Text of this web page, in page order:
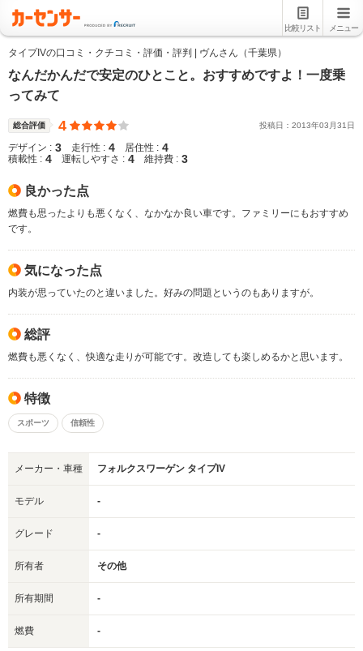
比較リスト メニュー
タイプIVの口コミ・クチコミ・評価・評判 | ヴんさん（千葉県）
なんだかんだで安定のひとこと。おすすめですよ！一度乗
ってみて
総合評価 4 投稿日： 2013年03 月31 日
デザイン : 3 走行性 : 4 居住性 : 4
積載性 : 4 運転しやすさ : 4 維持費 : 3
良かった点
燃費も思ったよりも悪くなく、なかなか良い車です。ファミリーにもおすすめ
です。
気になった点
内装が思っていたのと違いました。好みの問題というのもありますが。
総評
燃費も悪くなく、快適な走りが可能です。改造しても楽しめるかと思います。
特徴
スポーツ 信頼性
メーカー・車種 フォルクスワーゲン タイプIV
モデル -
グレード -
所有者 その他
所有期間 -
燃費 -